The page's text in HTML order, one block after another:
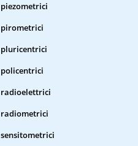
piezometrici
pirometrici
pluricentrici
policentrici
radioelettrici
radiometrici
sensitometrici